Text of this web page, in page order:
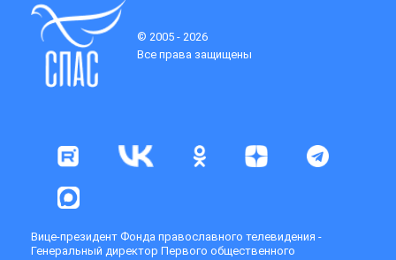
© 2005 - 2026
Все права защищены
Вице-президент Фонда православного телевидения -
Генеральный директор Первого общественного